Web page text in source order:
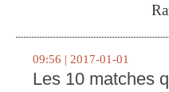
09:56 | 2017-01-01
Les 10 matches